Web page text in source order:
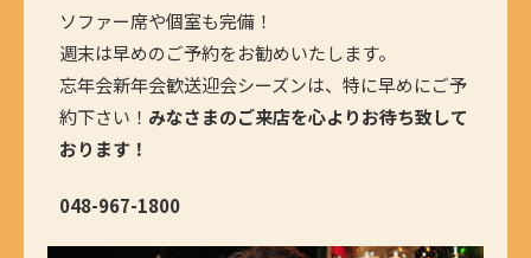
ソファー席や個室も完備！
週末は早めのご予約をお勧めいたします。
忘年会新年会歓送迎会シーズンは、特に早めにご予
約下さい！ みなさまのご来店を心よりお待ち致して
おります！
048-967-1800